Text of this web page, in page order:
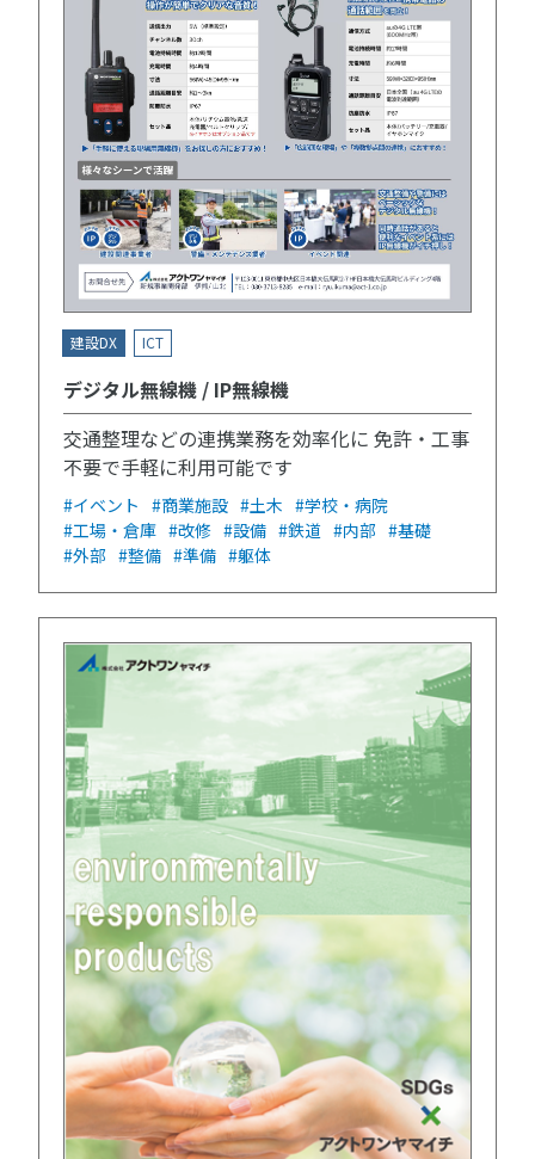
建設DX ICT
デジタル無線機 / IP無線機
交通整理などの連携業務を効率化に 免許・工事
不要で手軽に利用可能です
#イベント #商業施設 #土木 #学校・病院
#工場・倉庫 #改修 #設備 #鉄道 #内部 #基礎
#外部 #整備 #準備 #躯体